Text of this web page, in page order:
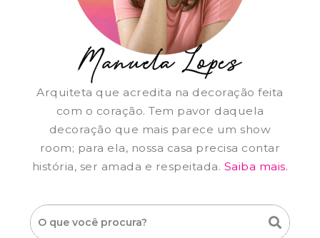
Arquiteta que acredita na decoração feita
com o coração. Tem pavor daquela
decoração que mais parece um show
room; para ela, nossa casa precisa contar
história, ser amada e respeitada. Saiba mais.